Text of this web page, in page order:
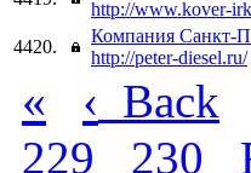
http://www.kover-
4420.
Компания Санкт-
http://peter-diesel.ru/
« ‹ Back
229
230